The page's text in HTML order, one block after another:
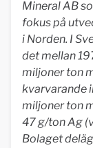
Mineral AB
fokus på
i Norden. I
det mellan
miljoner ton
kvarvarande
miljoner ton
47 g/ton Ag
Bolaget